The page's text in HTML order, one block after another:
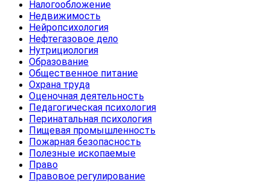
Налогообложение
Недвижимость
Нейропсихология
Нефтегазовое дело
Нутрициология
Образование
Общественное питание
Охрана труда
Оценочная деятельность
Педагогическая психология
Перинатальная психология
Пищевая промышленность
Пожарная безопасность
Полезные ископаемые
Право
Правовое регулирование